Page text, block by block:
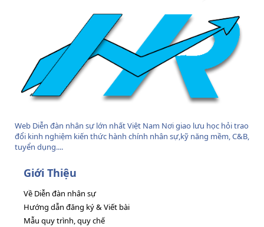
Web Diễn đàn nhân sự lớn nhất Việt Nam Nơi giao lưu học hỏi trao
đổi kinh nghiệm kiến thức hành chính nhân sự,kỹ năng mềm, C&B,
tuyển dụng....
Giới Thiệu
Về Diễn đàn nhân sự
Hướng dẫn đăng ký & Viết bài
Mẫu quy trình, quy chế